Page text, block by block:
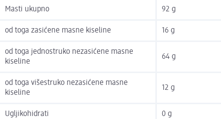
Masti ukupno 92 g
od toga zasićene masne kiseline 16 g
od toga jednostruko nezasićene masne
kiseline
64 g
od toga višestruko nezasićene masne
kiseline
12 g
Ugljikohidrati 0 g